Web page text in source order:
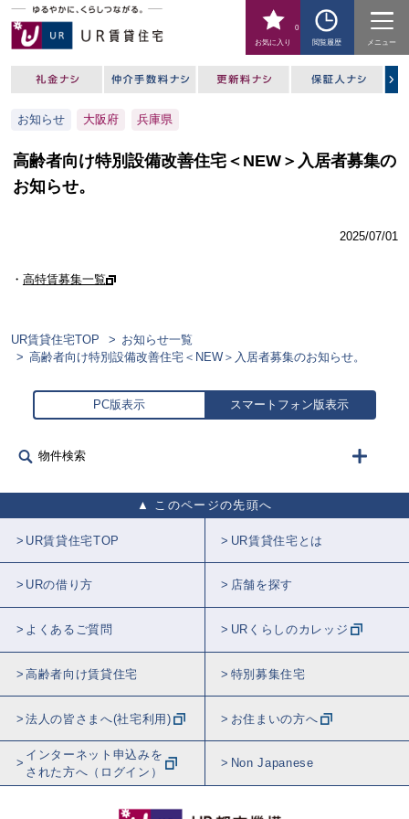
お気に入り
0
閲覧履歴
メニュー
お知らせ 大阪府 兵庫県
高齢者向け特別設備改善住宅＜NEW＞入居者募集の
お知らせ。
2025/07/01
・ 高特賃募集一覧
UR賃貸住宅TOP
お知らせ一覧
高齢者向け特別設備改善住宅＜NEW＞入居者募集のお知らせ。
PC版表示 スマートフォン版表示
物件検索
このページの先頭へ
UR賃貸住宅TOP UR賃貸住宅とは
URの借り方 店舗を探す
よくあるご質問 URくらしのカレッジ
高齢者向け賃貸住宅 特別募集住宅
法人の皆さまへ(社宅利用) お住まいの方へ
インターネット申込みを
された方へ（ログイン）
Non Japanese